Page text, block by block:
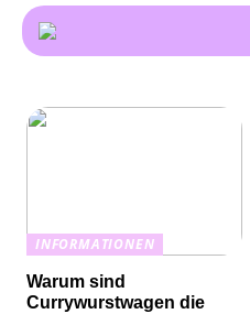
INFORMATIONEN
Warum sind
Currywurstwagen die